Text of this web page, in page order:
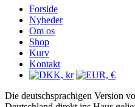
Forside
Nyheder
Om os
Shop
Kurv
Kontakt
Die deutschsprachigen Version